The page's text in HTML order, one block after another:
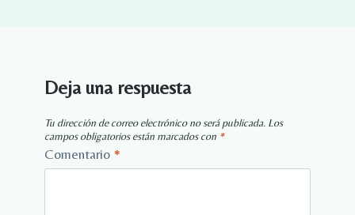
Deja una respuesta
Tu dirección de correo electrónico no será publicada. Los
campos obligatorios están marcados con *
Comentario *